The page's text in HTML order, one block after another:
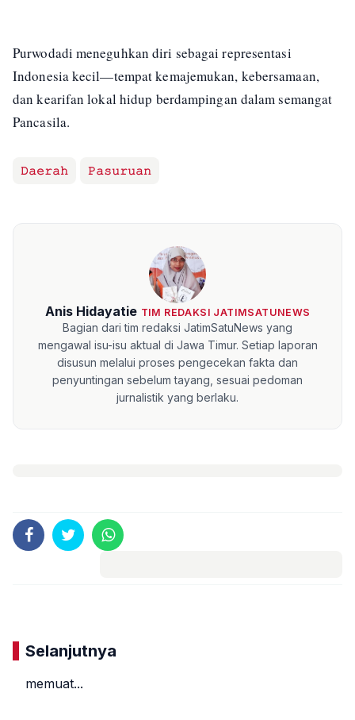
Purwodadi meneguhkan diri sebagai representasi
Indonesia kecil—tempat kemajemukan, kebersamaan,
dan kearifan lokal hidup berdampingan dalam semangat
Pancasila.
𝙳𝚊𝚎𝚛𝚊𝚑 𝙿𝚊𝚜𝚞𝚛𝚞𝚊𝚗
Anis Hidayatie TIM REDAKSI JATIMSATUNEWS
Bagian dari tim redaksi JatimSatuNews yang
mengawal isu-isu aktual di Jawa Timur. Setiap laporan
disusun melalui proses pengecekan fakta dan
penyuntingan sebelum tayang, sesuai pedoman
jurnalistik yang berlaku.
Selanjutnya
memuat...